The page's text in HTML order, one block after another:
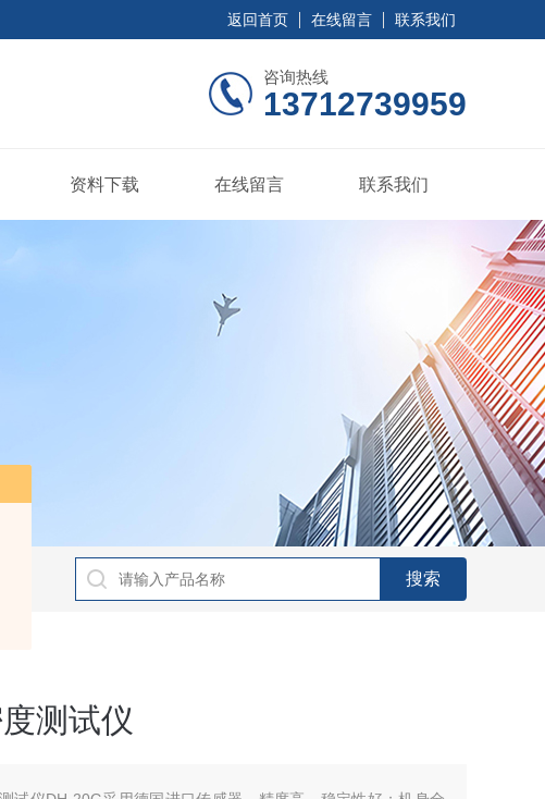
返回首页 在线留言 联系我们
咨询热线
13712739959
资料下载 在线留言 联系我们
测试仪